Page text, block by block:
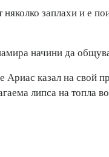
заплахи и е
начини да
казал на свой
липса на топла